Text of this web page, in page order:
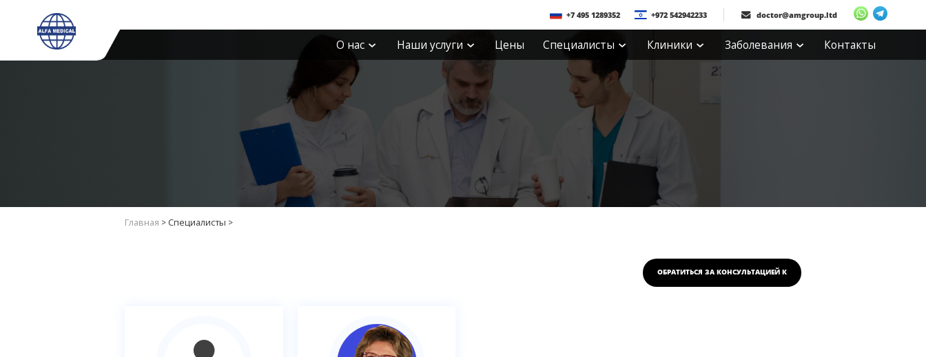
+7 495 1289352 +972 542942233 doctor@amgroup.ltd
О нас Наши услуги Цены Специалисты Клиники Заболевания Контакты
Главная > Специалисты >
ОБРАТИТЬСЯ ЗА КОНСУЛЬТАЦИЕЙ К